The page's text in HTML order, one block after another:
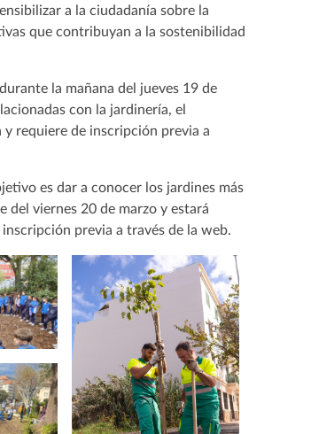
a la ciudadanía sobre la
que contribuyan a la sostenibilidad
la mañana del jueves 19 de
con la jardinería, el
requiere de inscripción previa a
es dar a conocer los jardines más
viernes 20 de marzo y estará
previa a través de la web.